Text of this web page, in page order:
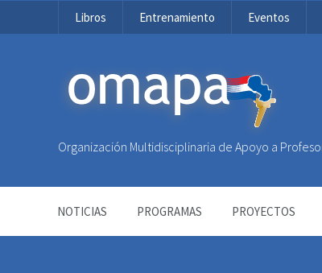
Libros Entrenamiento Eventos
OMAPA
Organización Multidisciplinaria de Apoyo a
NOTICIAS PROGRAMAS PROYECTOS